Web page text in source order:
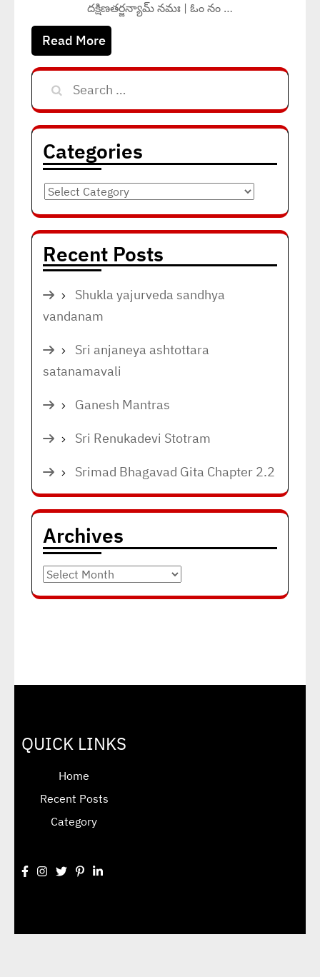
దక్షిణతర్జన్యామ్ నమః | ఓం నం …
Read More
Search
for:
Categories
Categories
Recent Posts
Shukla yajurveda sandhya
vandanam
Sri anjaneya ashtottara
satanamavali
Ganesh Mantras
Sri Renukadevi Stotram
Srimad Bhagavad Gita Chapter 2.2
Archives
Archives
QUICK LINKS
Home
Recent Posts
Category